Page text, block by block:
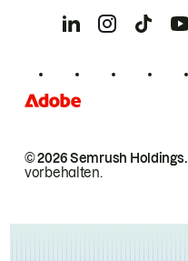
© 2026 Semrush Holdings.
vorbehalten.